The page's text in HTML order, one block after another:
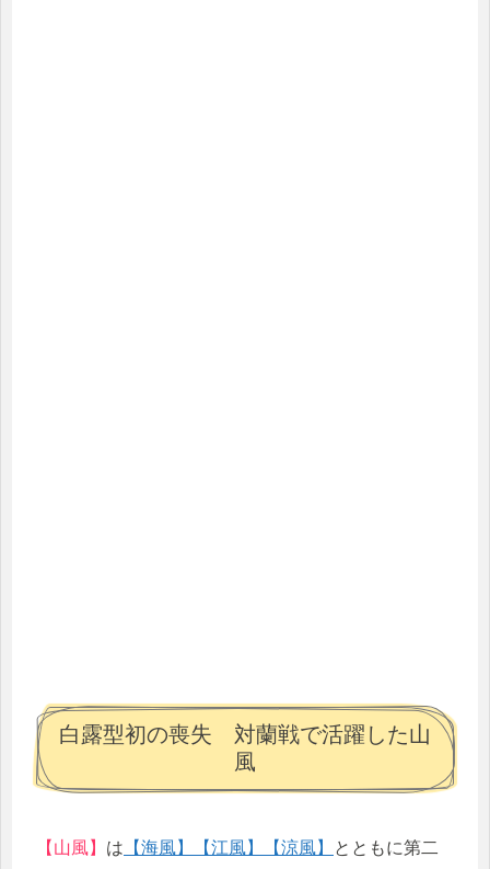
白露型初の喪失 対蘭戦で活躍した山
風
【山風】 は 【海風】 【江風】 【涼風】 とともに第二